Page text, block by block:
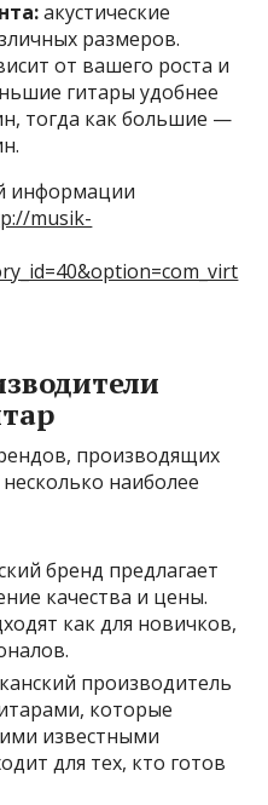
акустические
размеров.
от вашего роста и
гитары удобнее
тогда как большие —
информации
musik-
производящих
наиболее
бренд предлагает
качества и цены.
как для новичков,
производитель
которые
известными
для тех, кто готов